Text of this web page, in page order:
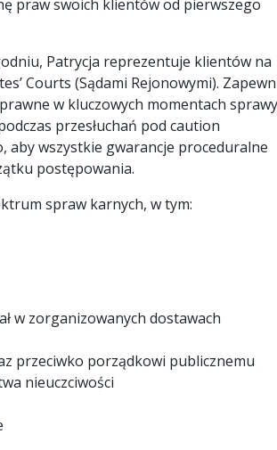
praw swoich klientów od pierwszego
Patrycja reprezentuje klientów na
Courts (Sądami Rejonowymi).
w kluczowych momentach
przesłuchań pod caution
aby wszystkie gwarancje proceduralne
postępowania.
spraw karnych, w tym:
w zorganizowanych dostawach
przeciwko porządkowi publicznemu
nieuczciwości